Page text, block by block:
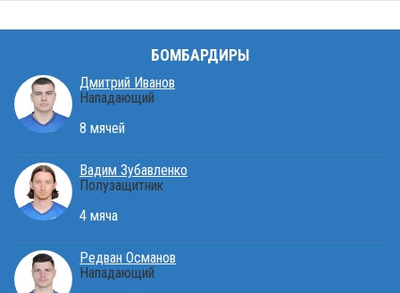
БОМБАРДИРЫ
Дмитрий Иванов
Нападающий
8 мячей
Вадим Зубавленко
Полузащитник
4 мяча
Редван Османов
Нападающий